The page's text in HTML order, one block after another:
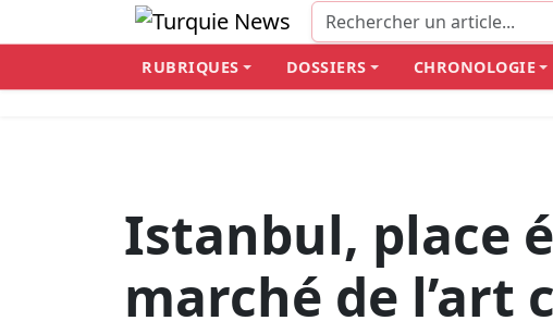
RUBRIQUES DOSSIERS CHRONOLOGIE
Istanbul, place
marché de l’art